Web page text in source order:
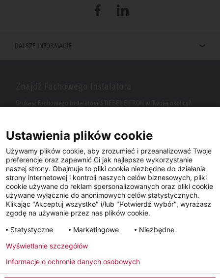
FacebookLinkedIn
DALSZE INFORMACJE
Metryka Polityka prywatności Newsletter
Facebook YouTube LinkedIn
Instagram
Ustawienia plików cookie
Używamy plików cookie, aby zrozumieć i przeanalizować Twoje
preferencje oraz zapewnić Ci jak najlepsze wykorzystanie
naszej strony. Obejmuje to pliki cookie niezbędne do działania
strony internetowej i kontroli naszych celów biznesowych, pliki
cookie używane do reklam spersonalizowanych oraz pliki cookie
używane wyłącznie do anonimowych celów statystycznych.
Klikając "Akceptuj wszystko" i/lub "Potwierdź wybór", wyrażasz
zgodę na używanie przez nas plików cookie.
Statystyczne
Marketingowe
Niezbędne
Wyświetlanie szczegółów
Informacje o ochronie danych osobowych